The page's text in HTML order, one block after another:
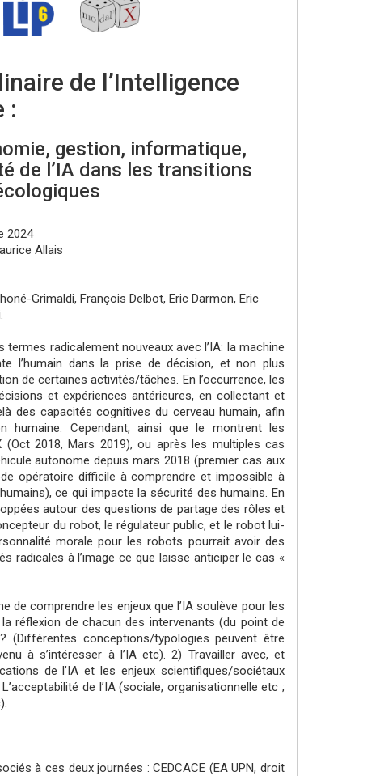
de l’Intelligence
:
gestion, informatique,
de l’IA dans les transitions
2024
Allais
Grimaldi, François Delbot, Eric Darmon, Eric
radicalement nouveaux avec l’IA: la machine
l’humain dans la prise de décision, et non plus
de certaines activités/tâches. En l’occurrence, les
et expériences antérieures, en collectant et
des capacités cognitives du cerveau humain, afin
humaine. Cependant, ainsi que le montrent les
2018, Mars 2019), ou après les multiples cas
autonome depuis mars 2018 (premier cas aux
opératoire difficile à comprendre et impossible à
ce qui impacte la sécurité des humains. En
autour des questions de partage des rôles et
du robot, le régulateur public, et le robot lui-
morale pour les robots pourrait avoir des
radicales à l’image ce que laisse anticiper le cas «
de comprendre les enjeux que l’IA soulève pour les
réflexion de chacun des intervenants (du point de
conceptions/typologies peuvent être
à s’intéresser à l’IA etc). 2) Travailler avec, et
de l’IA et les enjeux scientifiques/sociétaux
de l’IA (sociale, organisationnelle etc ;
à ces deux journées : CEDCACE (EA UPN, droit